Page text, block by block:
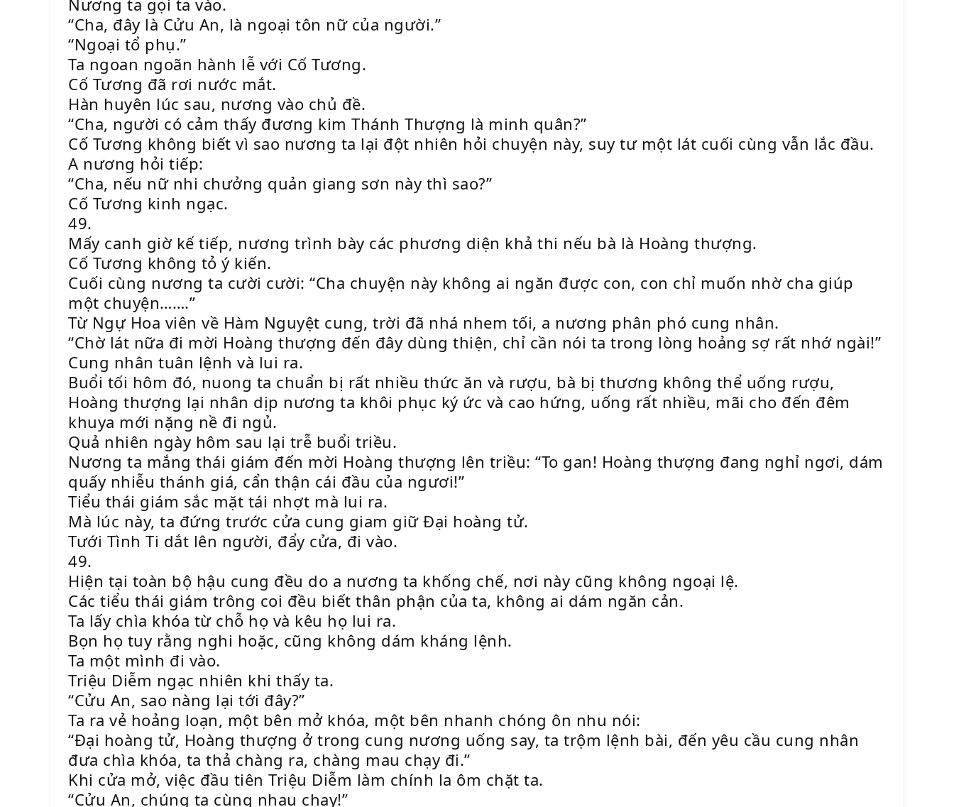
Nương ta gọi ta vào.
“Cha, đây là Cửu An, là ngoại tôn nữ của người.”
“Ngoại tổ phụ.”
Ta ngoan ngoãn hành lễ với Cố Tương.
Cố Tương đã rơi nước mắt.
Hàn huyên lúc sau, nương vào chủ đề.
“Cha, người có cảm thấy đương kim Thánh Thượng là minh quân?”
Cố Tương không biết vì sao nương ta lại đột nhiên hỏi chuyện này, suy tư một lát cuối cùng vẫn lắc đầu.
A nương hỏi tiếp:
“Cha, nếu nữ nhi chưởng quản giang sơn này thì sao?”
Cố Tương kinh ngạc.
49.
Mấy canh giờ kế tiếp, nương trình bày các phương diện khả thi nếu bà là Hoàng thượng.
Cố Tương không tỏ ý kiến.
Cuối cùng nương ta cười cười: “Cha chuyện này không ai ngăn được con, con chỉ muốn nhờ cha giúp
một chuyện…….”
Từ Ngự Hoa viên về Hàm Nguyệt cung, trời đã nhá nhem tối, a nương phân phó cung nhân.
“Chờ lát nữa đi mời Hoàng thượng đến đây dùng thiện, chỉ cần nói ta trong lòng hoảng sợ rất nhớ ngài!”
Cung nhân tuân lệnh và lui ra.
Buổi tối hôm đó, nuong ta chuẩn bị rất nhiều thức ăn và rượu, bà bị thương không thể uống rượu,
Hoàng thượng lại nhân dịp nương ta khôi phục ký ức và cao hứng, uống rất nhiều, mãi cho đến đêm
khuya mới nặng nề đi ngủ.
Quả nhiên ngày hôm sau lại trễ buổi triều.
Nương ta mắng thái giám đến mời Hoàng thượng lên triều: “To gan! Hoàng thượng đang nghỉ ngơi, dám
quấy nhiễu thánh giá, cẩn thận cái đầu của ngươi!”
Tiểu thái giám sắc mặt tái nhợt mà lui ra.
Mà lúc này, ta đứng trước cửa cung giam giữ Đại hoàng tử.
Tưới Tình Ti dắt lên người, đẩy cửa, đi vào.
49.
Hiện tại toàn bộ hậu cung đều do a nương ta khống chế, nơi này cũng không ngoại lệ.
Các tiểu thái giám trông coi đều biết thân phận của ta, không ai dám ngăn cản.
Ta lấy chìa khóa từ chỗ họ và kêu họ lui ra.
Bọn họ tuy rằng nghi hoặc, cũng không dám kháng lệnh.
Ta một mình đi vào.
Triệu Diễm ngạc nhiên khi thấy ta.
“Cửu An, sao nàng lại tới đây?”
Ta ra vẻ hoảng loạn, một bên mở khóa, một bên nhanh chóng ôn nhu nói:
“Đại hoàng tử, Hoàng thượng ở trong cung nương uống say, ta trộm lệnh bài, đến yêu cầu cung nhân
đưa chìa khóa, ta thả chàng ra, chàng mau chạy đi.”
Khi cửa mở, việc đầu tiên Triệu Diễm làm chính la ôm chặt ta.
“Cửu An, chúng ta cùng nhau chạy!”